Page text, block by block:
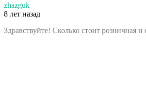
zhazguk
8 лет назад
Здравствуйте! Сколько стоит розничная и